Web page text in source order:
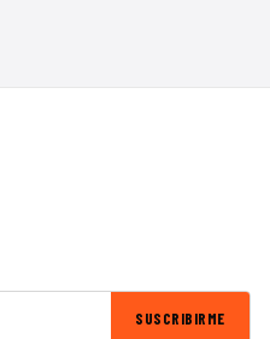
SUSCRIBIRME